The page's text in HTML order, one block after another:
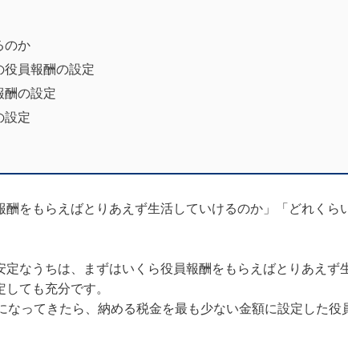
のか
役員報酬の設定
酬の設定
設定
をもらえばとりあえず生活していけるのか」「どれくら
なうちは、まずはいくら役員報酬をもらえばとりあえず
ても充分です。
ってきたら、納める税金を最も少ない金額に設定した役